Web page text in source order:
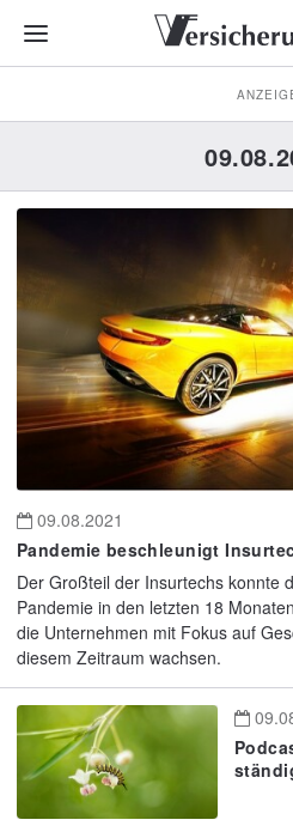
09.08.2021
Pandemie beschleunigt
Der Großteil der Insurtechs konnte
Pandemie in den letzten 18
die Unternehmen mit Fokus auf
diesem Zeitraum wachsen.